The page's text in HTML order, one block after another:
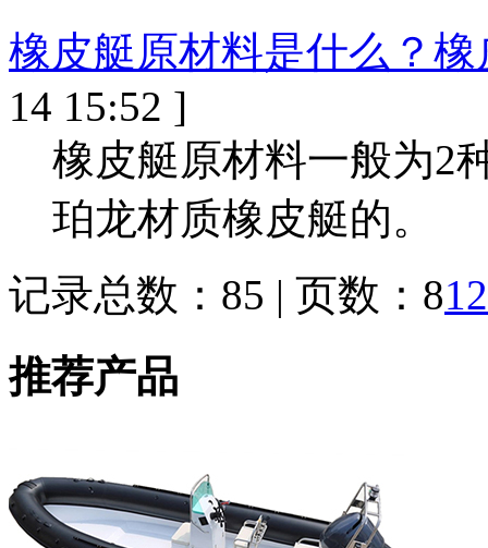
橡皮艇原材料是什么？
14 15:52 ]
橡皮艇原材料一般为2
珀龙材质橡皮艇的。
记录总数：85 | 页数：812
推荐产品